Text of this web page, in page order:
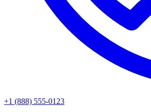
+1 (888) 555-0123